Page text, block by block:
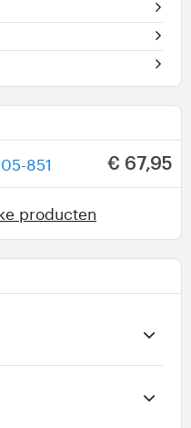
851 € 67,95
producten